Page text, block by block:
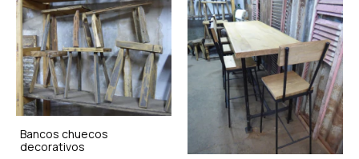
Bancos chuecos
decorativos